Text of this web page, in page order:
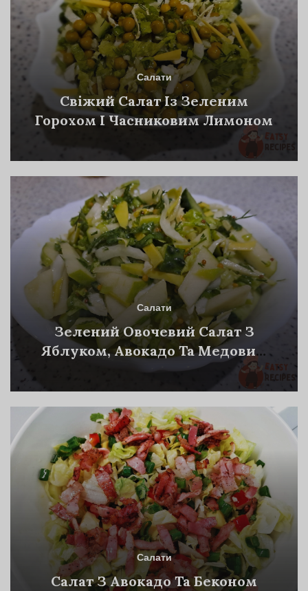
Салати
Свіжий Салат Із Зеленим
Горохом І Часниковим Лимоном
Салати
Зелений Овочевий Салат З
Яблуком, Авокадо Та Медовим
Сашем
Салати
Салат З Авокадо Та Беконом